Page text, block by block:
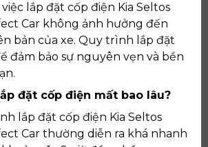
lắp đặt cốp điện Kia Seltos
Car không ảnh hưởng đến
bản của xe. Quy trình lắp đặt
đảm bảo sự nguyên vẹn và bền
đặt cốp điện mất bao lâu?
lắp đặt cốp điện Kia Seltos
Car thường diễn ra khá nhanh